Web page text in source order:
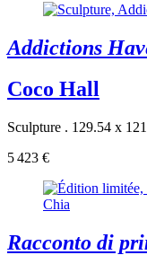
Addictions
Coco Hall
Sculpture . 129.54 x
5 423 €
Racconto di